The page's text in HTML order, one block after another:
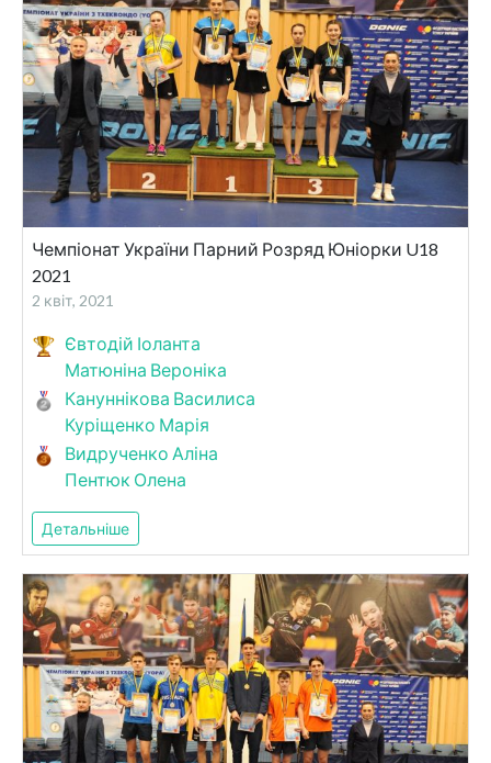
Чемпіонат України Парний Розряд Юніорки U18
2021
2 квіт, 2021
Євтодій Іоланта
Матюніна Вероніка
Кануннікова Василиса
Куріщенко Марія
Видрученко Аліна
Пентюк Олена
Детальніше